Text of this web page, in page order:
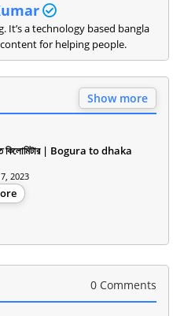
It’s a technology based bangla
for helping people.
Show more
কিলোমিটার | Bogura to dhaka
2023
0 Comments